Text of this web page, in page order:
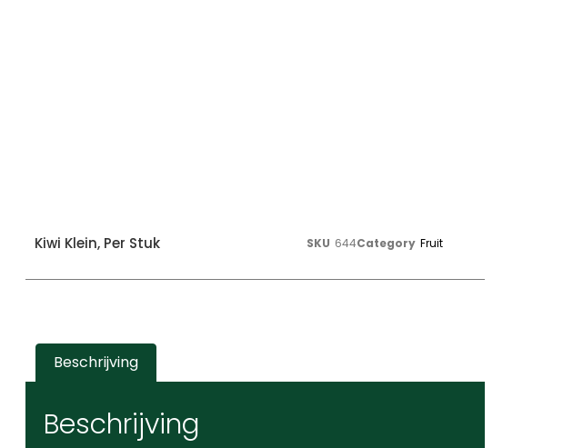
Kiwi Klein, Per Stuk SKU 644Category Fruit
Beschrijving
Beschrijving